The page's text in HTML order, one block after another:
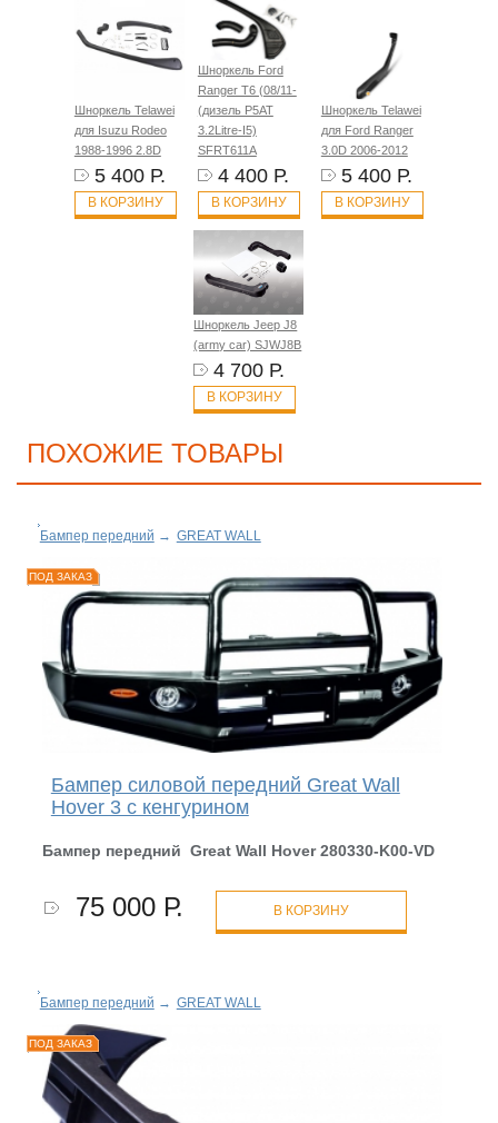
Шноркель Telawei
для Isuzu Rodeo
1988-1996 2.8D
5 400 Р.
В КОРЗИНУ
Шноркель Ford
Ranger T6 (08/11-
(дизель P5AT
3.2Litre-I5)
SFRT611A
4 400 Р.
В КОРЗИНУ
Шноркель Telawei
для Ford Ranger
3.0D 2006-2012
5 400 Р.
В КОРЗИНУ
Шноркель Jeep J8
(army car) SJWJ8B
4 700 Р.
В КОРЗИНУ
ПОХОЖИЕ ТОВАРЫ
Бампер передний → GREAT WALL
ПОД ЗАКАЗ
Бампер силовой передний Great Wall
Hover 3 с кенгурином
Бампер передний Great Wall Hover 280330-K00-VD
75 000 Р. В КОРЗИНУ
Бампер передний → GREAT WALL
ПОД ЗАКАЗ